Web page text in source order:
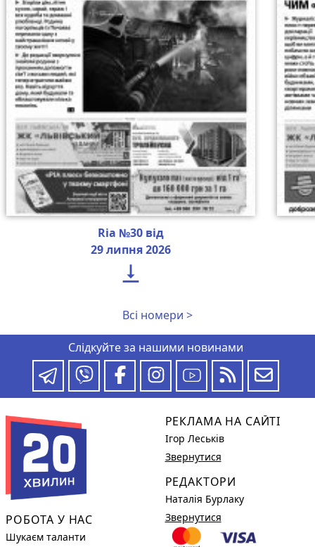
Ria №30 від
29 липня 2026

Всі номери >
Слідкуйте за нашими новинами
РОБОТА У НАС
Шукаєм таланти
РЕКЛАМА НА САЙТІ
Ігор Леськів
Звернутися
РЕДАКТОРИ
Наталія Бурлаку
Звернутися